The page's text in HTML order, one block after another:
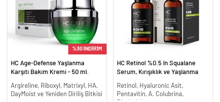
%30 İNDİRİM
HC Age-Defense Yaşlanma
Karşıtı Bakım Kremi - 50 ml.
Argireline, Riboxyl, Matrixyl, HA,
DayMoist ve Yeniden Diriliş Bitkisi
HC Retinol %0.5 In Squalane
Serum, Kırışıklık ve Yaşlanma
Retinol, Hyaluronic Asit,
Pentavitin, A. Colubrina,